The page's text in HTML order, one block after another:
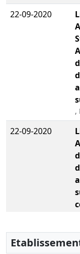
22-09-2020
,
22-09-2020
,